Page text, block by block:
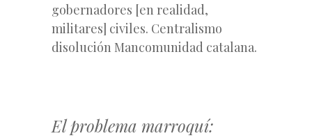
gobernadores [en realidad,
militares] civiles. Centralismo
disolución Mancomunidad catalana.
El problema marroquí: